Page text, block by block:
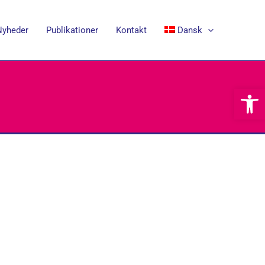
Publikationer Kontakt Dansk